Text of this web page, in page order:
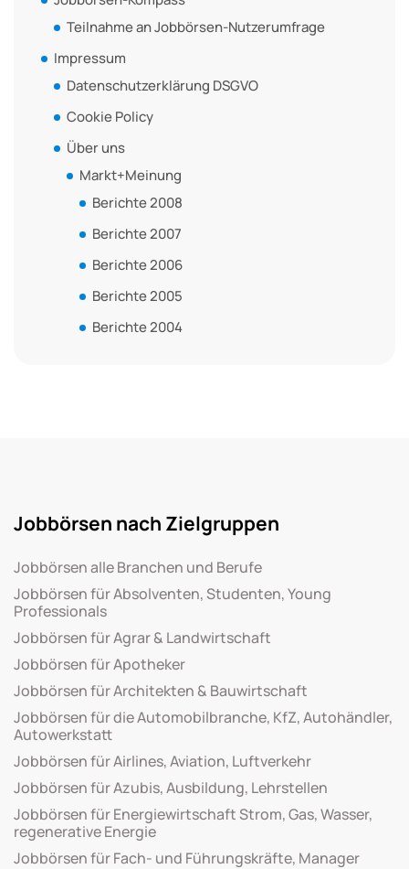
Teilnahme an Jobbörsen-Nutzerumfrage
Impressum
Datenschutzerklärung DSGVO
Cookie Policy
Über uns
Markt+Meinung
Berichte 2008
Berichte 2007
Berichte 2006
Berichte 2005
Berichte 2004
Jobbörsen nach Zielgruppen
Jobbörsen alle Branchen und Berufe
Jobbörsen für Absolventen, Studenten, Young
Professionals
Jobbörsen für Agrar & Landwirtschaft
Jobbörsen für Apotheker
Jobbörsen für Architekten & Bauwirtschaft
Jobbörsen für die Automobilbranche, KfZ, Autohändler,
Autowerkstatt
Jobbörsen für Airlines, Aviation, Luftverkehr
Jobbörsen für Azubis, Ausbildung, Lehrstellen
Jobbörsen für Energiewirtschaft Strom, Gas, Wasser,
regenerative Energie
Jobbörsen für Fach- und Führungskräfte, Manager